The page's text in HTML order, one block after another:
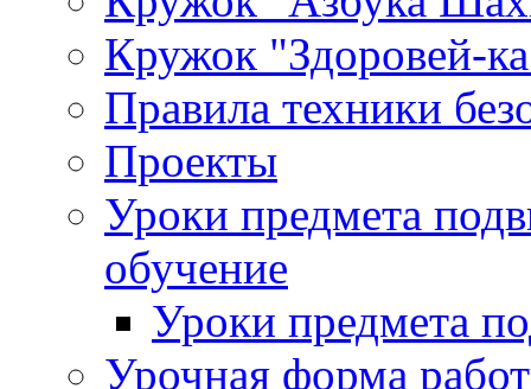
Кружок "Здоровей-
Правила техники
Проекты
Уроки предмета
обучение
Уроки предмета
Урочная форма